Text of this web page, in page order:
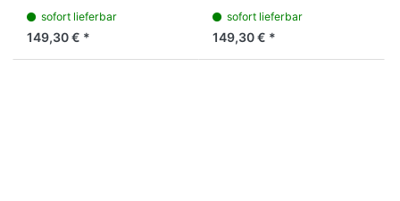
sofort lieferbar
149,30 € *
sofort lieferbar
149,30 € *